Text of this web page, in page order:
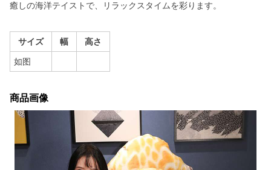
癒しの海洋テイストで、リラックスタイムを彩ります。
サイズ 幅 高さ
如图
商品画像